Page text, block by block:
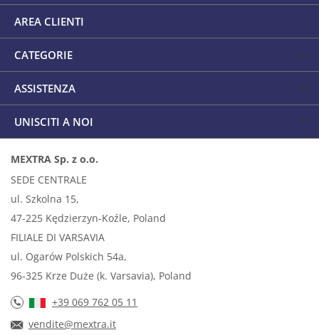
AREA CLIENTI
CATEGORIE
ASSISTENZA
UNISCITI A NOI
MEXTRA Sp. z o.o.
SEDE CENTRALE
ul. Szkolna 15,
47-225 Kędzierzyn-Koźle, Poland
FILIALE DI VARSAVIA
ul. Ogarów Polskich 54a,
96-325 Krze Duże (k. Varsavia), Poland
+39 069 762 05 11
vendite@mextra.it